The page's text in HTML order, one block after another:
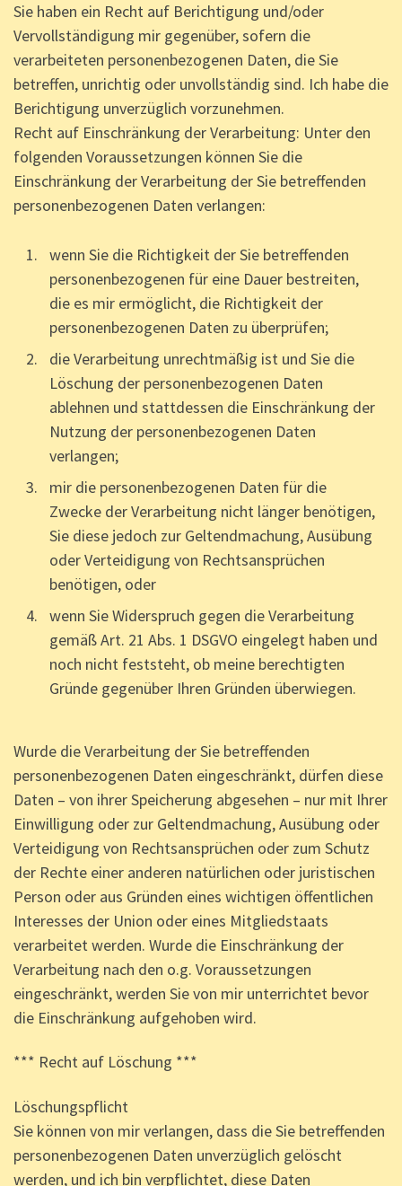
Sie haben ein Recht auf Berichtigung und/oder
Vervollständigung mir gegenüber, sofern die
verarbeiteten personenbezogenen Daten, die Sie
betreffen, unrichtig oder unvollständig sind. Ich habe die
Berichtigung unverzüglich vorzunehmen.
Recht auf Einschränkung der Verarbeitung: Unter den
folgenden Voraussetzungen können Sie die
Einschränkung der Verarbeitung der Sie betreffenden
personenbezogenen Daten verlangen:
wenn Sie die Richtigkeit der Sie betreffenden
personenbezogenen für eine Dauer bestreiten,
die es mir ermöglicht, die Richtigkeit der
personenbezogenen Daten zu überprüfen;
die Verarbeitung unrechtmäßig ist und Sie die
Löschung der personenbezogenen Daten
ablehnen und stattdessen die Einschränkung der
Nutzung der personenbezogenen Daten
verlangen;
mir die personenbezogenen Daten für die
Zwecke der Verarbeitung nicht länger benötigen,
Sie diese jedoch zur Geltendmachung, Ausübung
oder Verteidigung von Rechtsansprüchen
benötigen, oder
wenn Sie Widerspruch gegen die Verarbeitung
gemäß Art. 21 Abs. 1 DSGVO eingelegt haben und
noch nicht feststeht, ob meine berechtigten
Gründe gegenüber Ihren Gründen überwiegen.
Wurde die Verarbeitung der Sie betreffenden
personenbezogenen Daten eingeschränkt, dürfen diese
Daten – von ihrer Speicherung abgesehen – nur mit Ihrer
Einwilligung oder zur Geltendmachung, Ausübung oder
Verteidigung von Rechtsansprüchen oder zum Schutz
der Rechte einer anderen natürlichen oder juristischen
Person oder aus Gründen eines wichtigen öffentlichen
Interesses der Union oder eines Mitgliedstaats
verarbeitet werden. Wurde die Einschränkung der
Verarbeitung nach den o.g. Voraussetzungen
eingeschränkt, werden Sie von mir unterrichtet bevor
die Einschränkung aufgehoben wird.
*** Recht auf Löschung ***
Löschungspflicht
Sie können von mir verlangen, dass die Sie betreffenden
personenbezogenen Daten unverzüglich gelöscht
werden, und ich bin verpflichtet, diese Daten